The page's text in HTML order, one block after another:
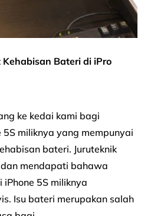
Kehabisan Bateri di iPro
ke kedai kami bagi
5S miliknya yang mempunyai
bateri. Juruteknik
mendapati bahawa
5S miliknya
Isu bateri merupakan salah